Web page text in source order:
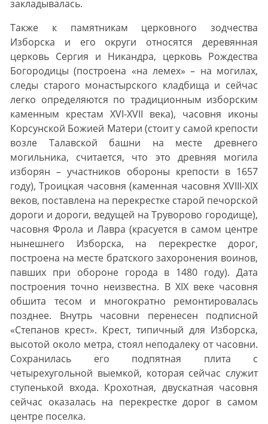
закладывалась.
Также к памятникам церковного зодчества
Изборска и его округи относятся деревянная
церковь Сергия и Никандра, церковь Рождества
Богородицы (построена «на лемех» – на могилах,
следы старого монастырского кладбища и сейчас
легко определяются по традиционным изборским
каменным крестам XVI-XVII века), часовня иконы
Корсунской Божией Матери (стоит у самой крепости
возле Талавской башни на месте древнего
могильника, считается, что это древняя могила
изборян – участников обороны крепости в 1657
году), Троицкая часовня (каменная часовня XVIII-XIX
веков, поставлена на перекрестке старой печорской
дороги и дороги, ведущей на Труворово городище),
часовня Фрола и Лавра (красуется в самом центре
нынешнего Изборска, на перекрестке дорог,
построена на месте братского захоронения воинов,
павших при обороне города в 1480 году). Дата
построения точно неизвестна. В XIX веке часовня
обшита тесом и многократно ремонтировалась
позднее. Внутрь часовни перенесен подписной
«Степанов крест». Крест, типичный для Изборска,
высотой около метра, стоял неподалеку от часовни.
Сохранилась его подпятная плита с
четырехугольной выемкой, которая сейчас служит
ступенькой входа. Крохотная, двускатная часовня
сейчас оказалась на перекрестке дорог в самом
центре поселка.